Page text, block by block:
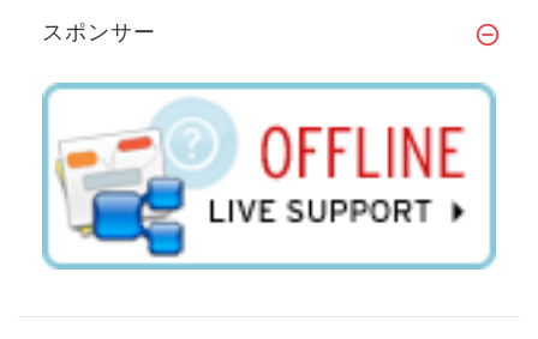
スポンサー